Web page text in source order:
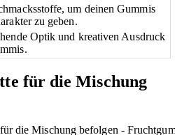
um deinen Gummis
zu geben.
Optik und kreativen Ausdruck
für die Mischung